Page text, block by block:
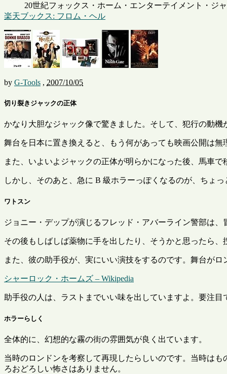
20世紀フォックス・ホーム・エンターテイメント・ジャ
楽天ブックス: フロム・ヘル
by G-Tools , 2007/10/05
切り裂きジャックの正体
かなり大胆なジャック像で驚きました。そして、犯行の動
舞台を日本に置き換えると、もう何があっても映画公開は無
また、いよいよジャックの正体が明らかになった後、馬車
しかし、そのあと、急に B 級ホラーっぽくなるのが、ちょ
ワトスン
ジョニー・デップが演じるフレッド・アバーライン警部は
その後もしばしば薬物に手を出したり、そうかと思ったら
また、彼の助手役が、実にいい演技をするのです。舞台が
シャーロック・ホームズ – Wikipedia
助手役の人は、ラストまでいい味を出していますよ。要注目
ホラーらしく
全体的に、幻想的な霧の街の雰囲気が良く出ています。
当時のロンドンを考察して再現したらしいのです。当時は
ろおどろしい怖さはありません。